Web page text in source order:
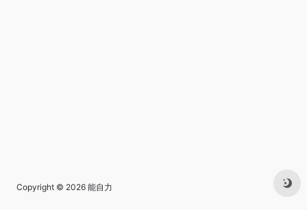
Copyright © 2026 能自力